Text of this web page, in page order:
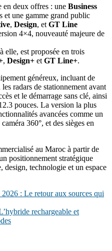
en deux offres : une Business
et une gamme grand public
, Design, et GT Line
4×4, nouveauté majeure de
elle, est proposée en trois
, Design+ et GT Line+.
généreux, incluant de
radars de stationnement avant
et le démarrage sans clé, ainsi
pouces. La version la plus
avancées comme un
360°, et des sièges en
au Maroc à partir de
positionnement stratégique
design, technologie et un espace
: Le retour aux sources qui
rechargeable et